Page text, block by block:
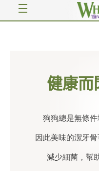
健康
狗狗總是無條件
因此美味的潔牙
減少細菌，幫